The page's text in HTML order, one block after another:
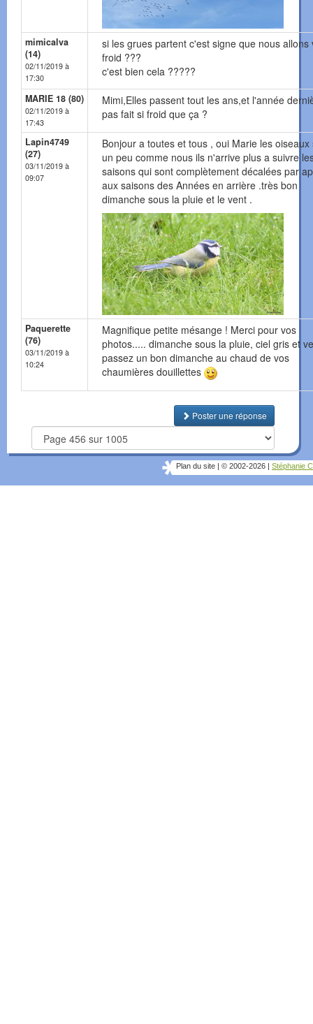
mimicalva
(14)
02/11/2019 à
17:30
si les grues partent c'est signe que nous allons
froid ???
c'est bien cela ?????
MARIE 18 (80)
02/11/2019 à
17:43
Mimi,Elles passent tout les ans,et l'année
pas fait si froid que ça ?
Lapin4749
(27)
03/11/2019 à
09:07
Bonjour a toutes et tous , oui Marie les oiseaux
un peu comme nous ils n'arrive plus a suivre
saisons qui sont complètement décalées par
aux saisons des Années en arrière .très bon
dimanche sous la pluie et le vent .
Paquerette
(76)
03/11/2019 à
10:24
Magnifique petite mésange ! Merci pour vos
photos..... dimanche sous la pluie, ciel gris et
passez un bon dimanche au chaud de vos
chaumières douillettes
Poster une réponse
Plan du site © 2002-2026 Stéphanie C